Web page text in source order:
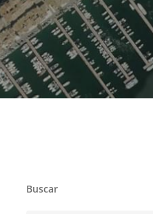
Buscar